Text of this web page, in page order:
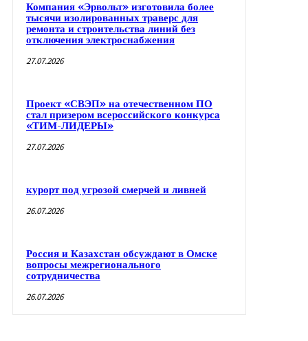
Компания «Эрвольт» изготовила более
тысячи изолированных траверс для
ремонта и строительства линий без
отключения электроснабжения
27.07.2026
Проект «СВЭП» на отечественном ПО
стал призером всероссийского конкурса
«ТИМ-ЛИДЕРЫ»
27.07.2026
курорт под угрозой смерчей и ливней
26.07.2026
Россия и Казахстан обсуждают в Омске
вопросы межрегионального
сотрудничества
26.07.2026